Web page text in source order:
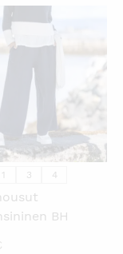
89,00 €.
PIKANÄKYMÄ
1 3 4
BH